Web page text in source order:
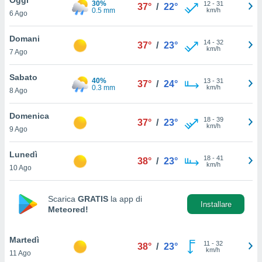
è
al sito
di
ci
di
il
un
la
nella
6 Ago
30%
0.5 mm
37° / 22° 12- 31
km/h
Domani
7 Ago
37° / 23° 14- 32
km/h
Sabato
8 Ago
40%
0.3 mm
37° / 24° 13- 31
km/h
Domenica
9 Ago
37° / 23° 18- 39
km/h
Lunedì
10 Ago
38° / 23° 18- 41
km/h
Scarica GRATIS la app di
Meteored!
Installare
Martedì
11 Ago
38° / 23° 11 - 32
km/h